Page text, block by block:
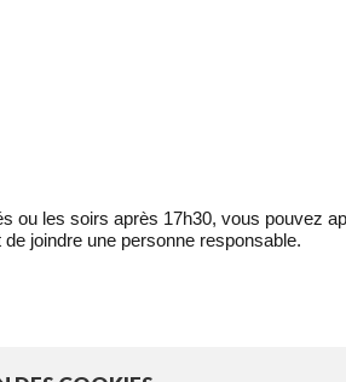
ou les soirs après 17h30, vous pouvez
joindre une personne responsable.